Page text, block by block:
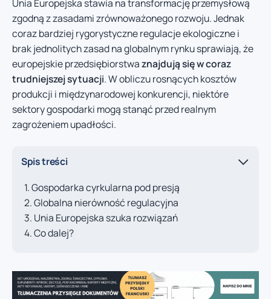
Unia Europejska stawia na transformację przemysłową
zgodną z zasadami zrównoważonego rozwoju. Jednak
coraz bardziej rygorystyczne regulacje ekologiczne i
brak jednolitych zasad na globalnym rynku sprawiają, że
europejskie przedsiębiorstwaznajdują się w coraz
trudniejszej sytuacji. W obliczu rosnących kosztów
produkcji i międzynarodowej konkurencji, niektóre
sektory gospodarki mogą stanąć przed realnym
zagrożeniem upadłości.
Spis treści
Gospodarka cyrkularna pod presją
Globalna nierówność regulacyjna
Unia Europejska szuka rozwiązań
Co dalej?